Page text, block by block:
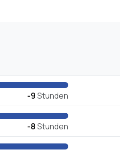
-9Stunden
-8Stunden